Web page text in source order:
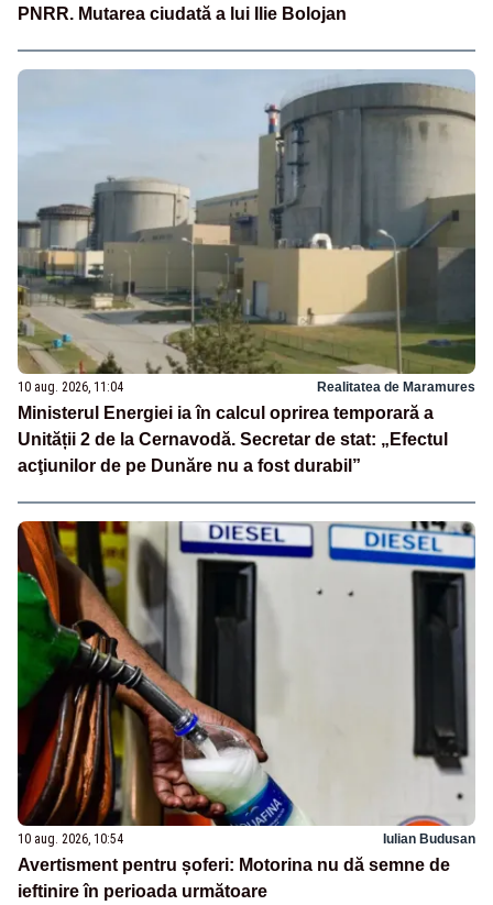
PNRR. Mutarea ciudată a lui Ilie Bolojan
10 aug. 2026, 11:04 Realitatea de Maramures
Ministerul Energiei ia în calcul oprirea temporară a
Unității 2 de la Cernavodă. Secretar de stat: „Efectul
acţiunilor de pe Dunăre nu a fost durabil”
10 aug. 2026, 10:54 Iulian Budusan
Avertisment pentru șoferi: Motorina nu dă semne de
ieftinire în perioada următoare